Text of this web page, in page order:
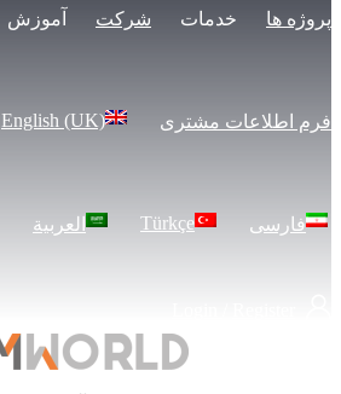
پروژه ها خدمات شرکت آموزش
فرم اطلاعات مشتری English (UK)
فارسی Türkçe العربية